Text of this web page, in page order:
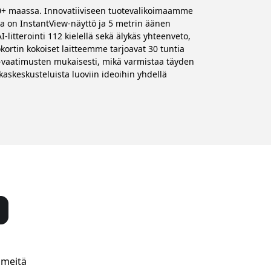
maassa. Innovatiiviseen tuotevalikoimaamme
on InstantView-näyttö ja 5 metrin äänen
112 kielellä sekä älykäs yhteenveto,
kokoiset laitteemme tarjoavat 30 tuntia
mukaisesti, mikä varmistaa täyden
luoviin ideoihin yhdellä